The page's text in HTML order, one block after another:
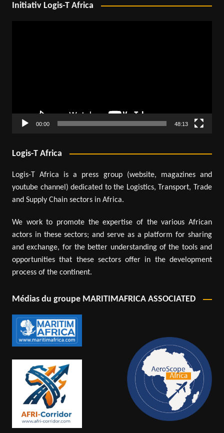
Initiativ Logis-T Africa
00:00 48:13
Logis-T Africa
Logis-T Africa is a press group (website, magazines and
youtube channel) dedicated to the Logistics, Transport, Trade
and Supply Chain sectors in Africa.
We work to promote the expertise of the various African
actors in these sectors; and serve as a platform for sharing
and exchange, for the better understanding of the tools and
opportunities that these sectors offer in the development
process of the continent.
Médias du groupe MARITIMAFRICA ASSOCIATED